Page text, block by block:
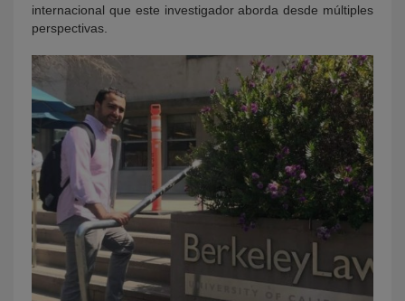
internacional que este investigador aborda desde múltiples
perspectivas.